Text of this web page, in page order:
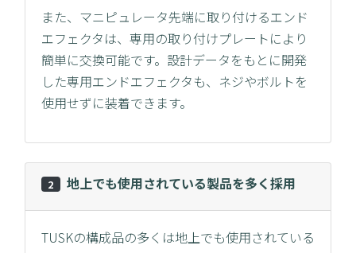
また、マニピュレータ先端に取り付けるエンド
エフェクタは、専用の取り付けプレートにより
簡単に交換可能です。設計データをもとに開発
した専用エンドエフェクタも、ネジやボルトを
使用せずに装着できます。
2 地上でも使用されている製品を多く採用
TUSKの構成品の多くは地上でも使用されている